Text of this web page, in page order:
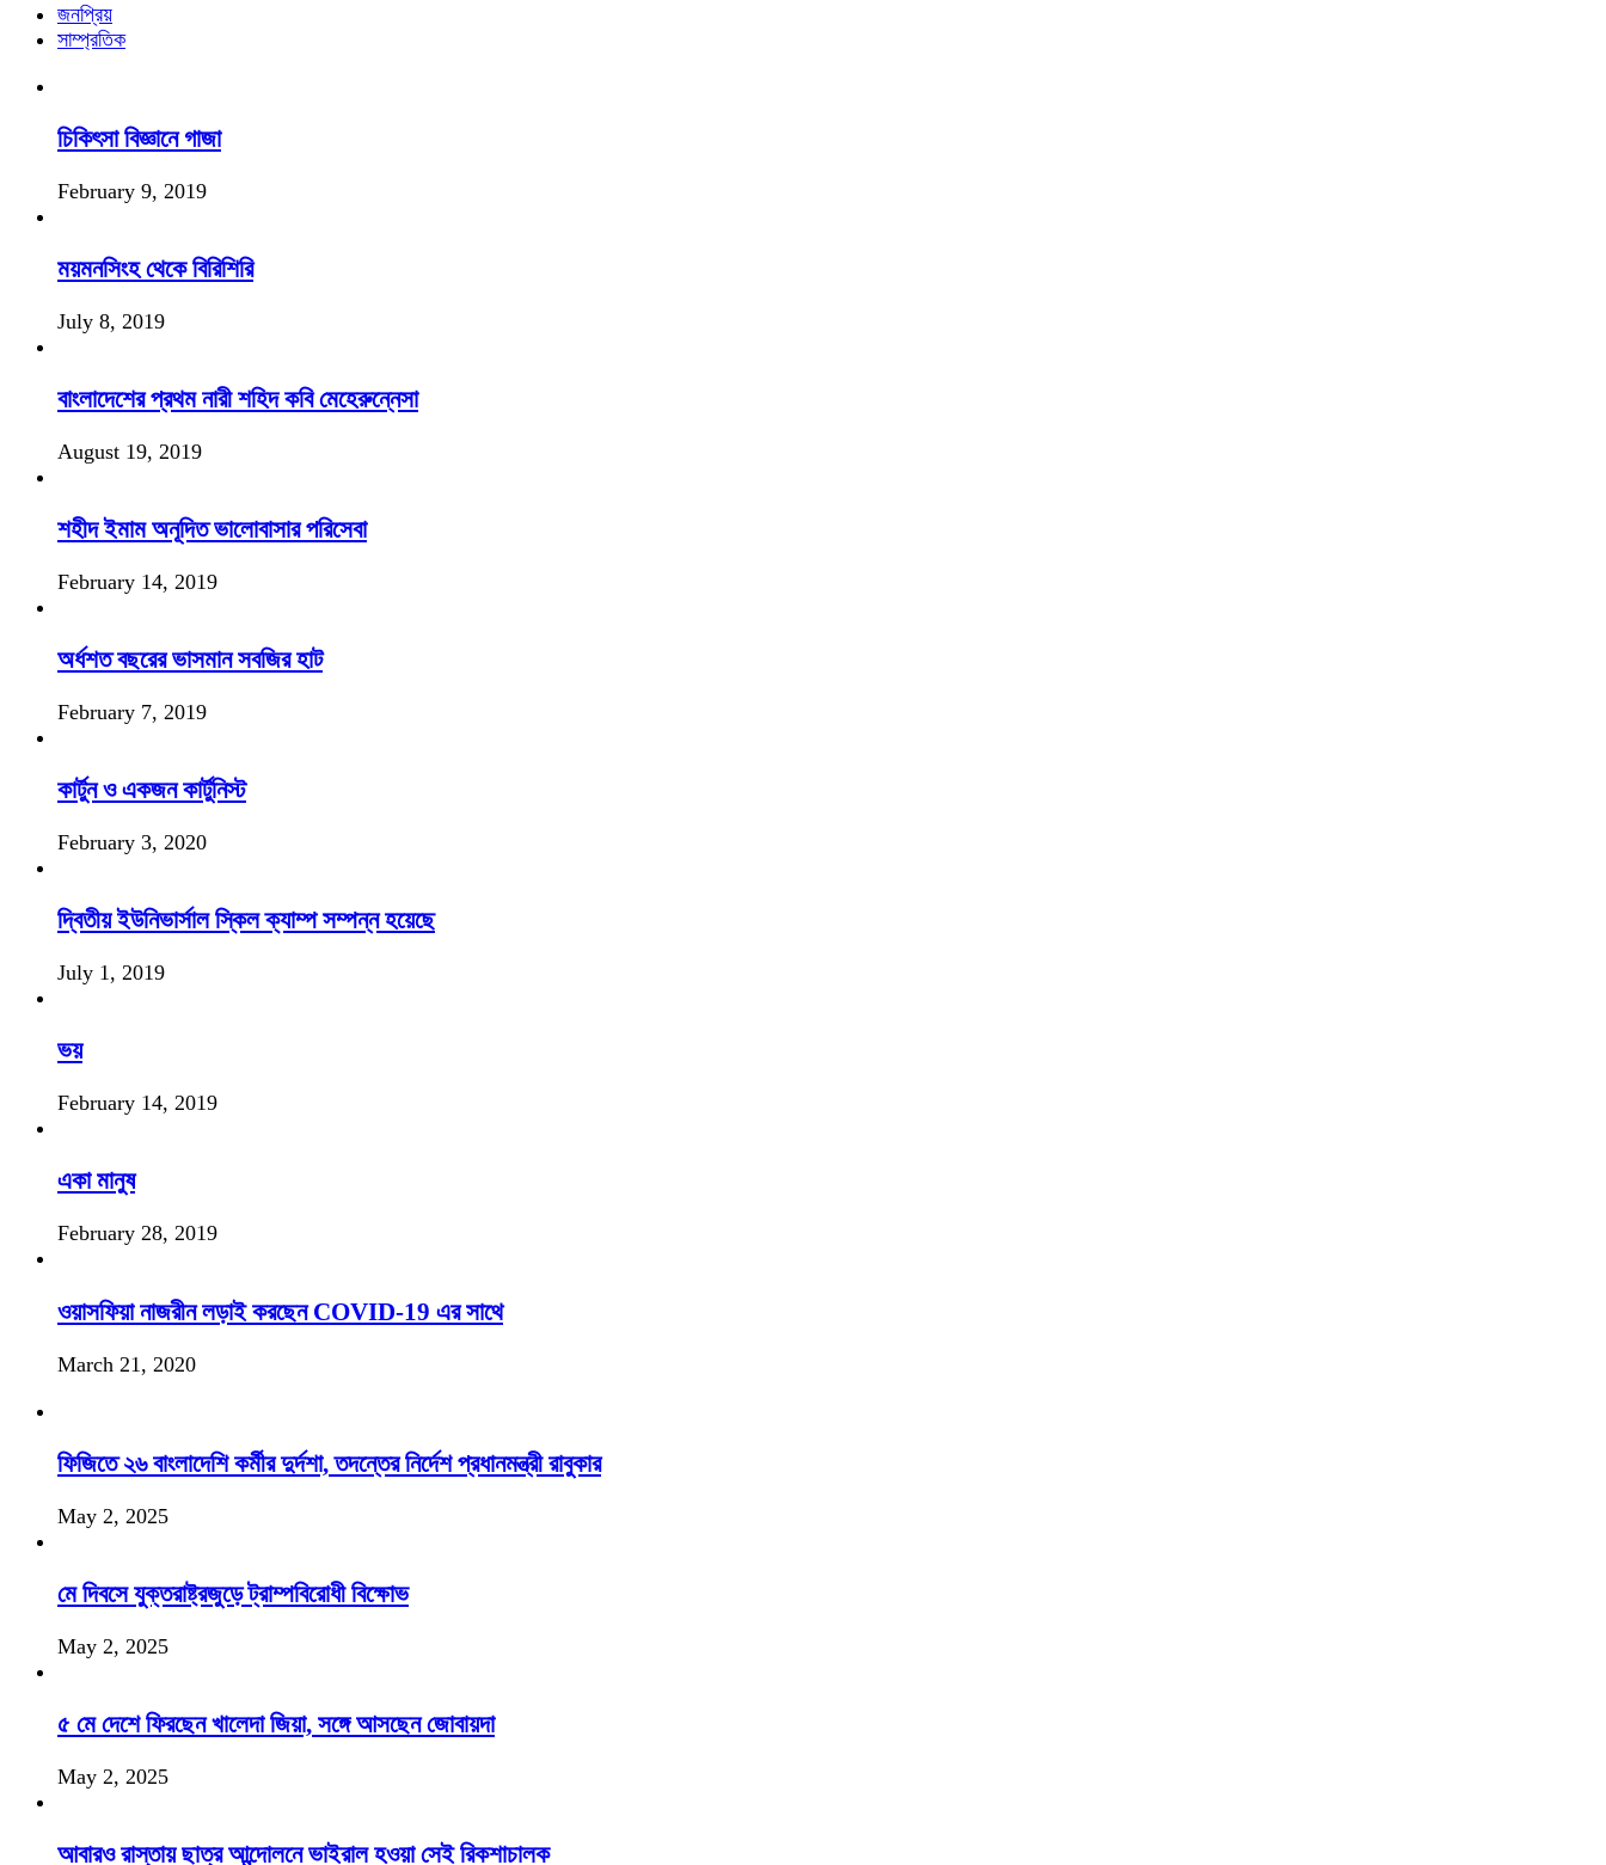
জনপ্রিয়
সাম্প্রতিক
চিকিৎসা বিজ্ঞানে গাজা
February 9, 2019
ময়মনসিংহ থেকে বিরিশিরি
July 8, 2019
বাংলাদেশের প্রথম নারী শহিদ কবি মেহেরুন্নেসা
August 19, 2019
শহীদ ইমাম অনূদিত ভালোবাসার পরিসেবা
February 14, 2019
অর্ধশত বছরের ভাসমান সবজির হাট
February 7, 2019
কার্টুন ও একজন কার্টুনিস্ট
February 3, 2020
দ্বিতীয় ইউনিভার্সাল স্কিল ক্যাম্প সম্পন্ন হয়েছে
July 1, 2019
ভয়
February 14, 2019
একা মানুষ
February 28, 2019
ওয়াসফিয়া নাজরীন লড়াই করছেন COVID-19 এর সাথে
March 21, 2020
ফিজিতে ২৬ বাংলাদেশি কর্মীর দুর্দশা, তদন্তের নির্দেশ প্রধানমন্ত্রী রাবুকার
May 2, 2025
মে দিবসে যুক্তরাষ্ট্রজুড়ে ট্রাম্পবিরোধী বিক্ষোভ
May 2, 2025
৫ মে দেশে ফিরছেন খালেদা জিয়া, সঙ্গে আসছেন জোবায়দা
May 2, 2025
আবারও রাস্তায় ছাত্র আন্দোলনে ভাইরাল হওয়া সেই রিকশাচালক